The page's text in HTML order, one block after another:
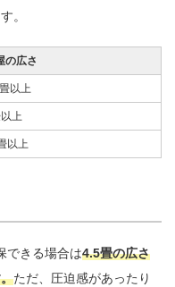
。
の広さ
以上
上
以上
できる場合は4.5畳の広さ
ただ、圧迫感があったり